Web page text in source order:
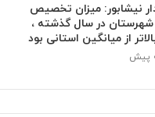
نیشابور: میزان تخصیص
شهرستان در سال گذشته ،